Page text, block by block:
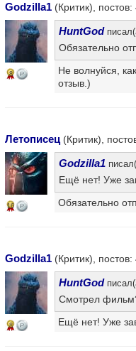
Godzilla1 (Критик),
8
HuntGod
Обязательно
Не волнуйся,
отзыв.)
Летописец (Критик),
16
Godzilla1
Ещё нет! Уже
Обязательно
Godzilla1 (Критик),
8
HuntGod
Смотрел
Ещё нет! Уже